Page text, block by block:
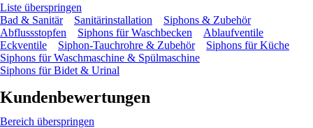
Liste überspringen
Bad & Sanitär
Sanitärinstallation
Siphons & Zubehör
Abflussstopfen
Siphons für Waschbecken
Ablaufventile
Eckventile
Siphon-Tauchrohre & Zubehör
Siphons für Küche
Siphons für Waschmaschine & Spülmaschine
Siphons für Bidet & Urinal
Kundenbewertungen
Bereich überspringen